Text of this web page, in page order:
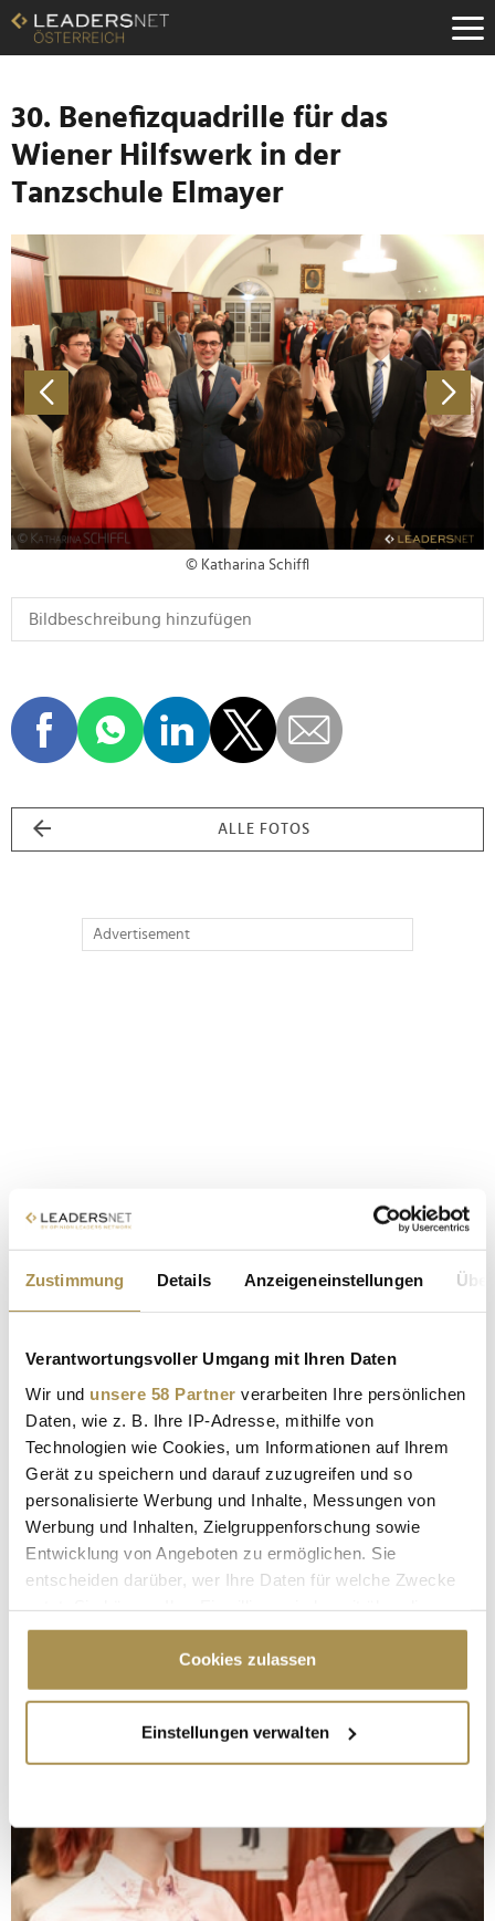
Zustimmung Details Anzeigeneinstellungen
Verantwortungsvoller Umgang mit Ihren Daten
Wir und unsere 58 Partner verarbeiten Ihre persönlichen
Daten, wie z. B. Ihre IP-Adresse, mithilfe von
Technologien wie Cookies, um Informationen auf Ihrem
Gerät zu speichern und darauf zuzugreifen und so
personalisierte Werbung und Inhalte, Messungen von
Werbung und Inhalten, Zielgruppenforschung sowie
Entwicklung von Angeboten zu ermöglichen. Sie
entscheiden darüber, wer Ihre Daten für welche Zwecke
Cookie-Erklärung oder durch Klicken auf das Privacy
Trigger Symbol ändern oder widerrufen
Informationen über Ihre geografische Lage
erfassen, welche bis auf einige Meter genau sein
bestimmten Merkmalen (Fingerprinting) identifizieren
Erfahren Sie mehr darüber, wie Ihre persönlichen Daten
verarbeitet werden, und legen Sie Ihre Präferenzen im
Cookies zulassen
Einstellungen verwalten
Zum
Inhalt
Zur
Navigation
Zur
Hauptnavigation
30. Benefizquadrille für das
Wiener Hilfswerk in der
Tanzschule Elmayer
© Katharina Schiffl
ALLE FOTOS
Advertisement